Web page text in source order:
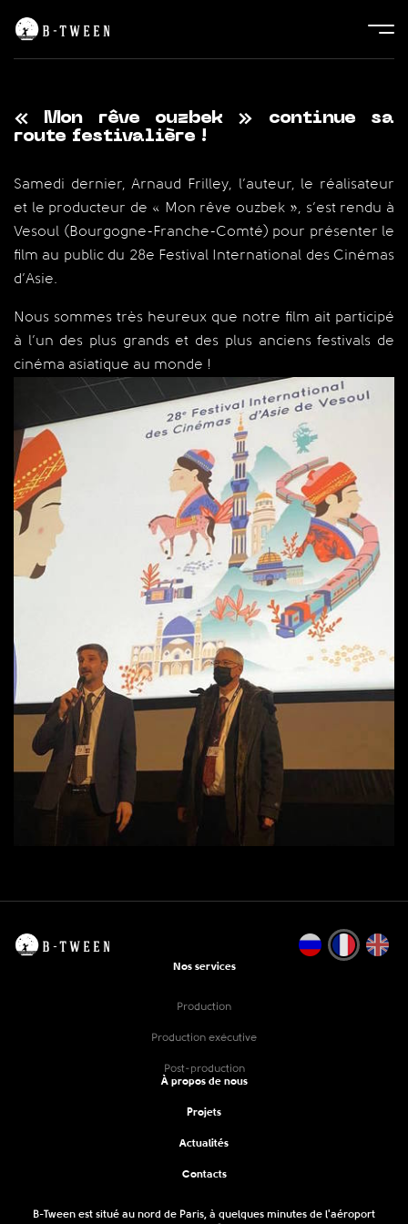
« Mon rêve ouzbek » continue sa
route festivalière !
Samedi dernier, Arnaud Frilley, l’auteur, le réalisateur
et le producteur de « Mon rêve ouzbek », s’est rendu à
Vesoul (Bourgogne-Franche-Comté) pour présenter le
film au public du 28e Festival International des Cinémas
d’Asie.
Nous sommes très heureux que notre film ait participé
à l’un des plus grands et des plus anciens festivals de
cinéma asiatique au monde !
Nos services
Production
Production exécutive
Post-production
À propos de nous
Projets
Actualités
Contacts
B-Tween est situé au nord de Paris, à quelques minutes de l'aéroport